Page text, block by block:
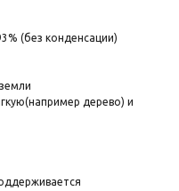
(без конденсации)
дерево) и